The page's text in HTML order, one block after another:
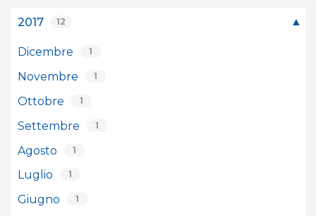
2017 12
Dicembre 1
Novembre 1
Ottobre 1
Settembre 1
Agosto 1
Luglio 1
Giugno 1